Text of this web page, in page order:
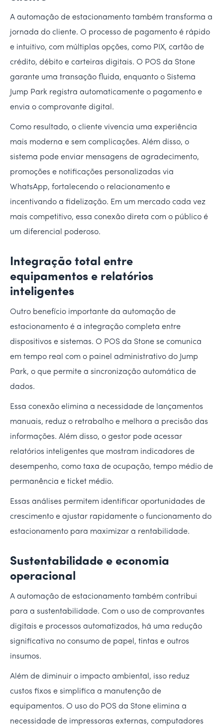
A automação de estacionamento também transforma a
jornada do cliente. O processo de pagamento é rápido
e intuitivo, com múltiplas opções, como PIX, cartão de
crédito, débito e carteiras digitais. O POS da Stone
garante uma transação fluida, enquanto o Sistema
Jump Park registra automaticamente o pagamento e
envia o comprovante digital.
Como resultado, o cliente vivencia uma experiência
mais moderna e sem complicações. Além disso, o
sistema pode enviar mensagens de agradecimento,
promoções e notificações personalizadas via
WhatsApp, fortalecendo o relacionamento e
incentivando a fidelização. Em um mercado cada vez
mais competitivo, essa conexão direta com o público é
um diferencial poderoso.
Integração total entre
equipamentos e relatórios
inteligentes
Outro benefício importante da automação de
estacionamento é a integração completa entre
dispositivos e sistemas. O POS da Stone se comunica
em tempo real com o painel administrativo do Jump
Park, o que permite a sincronização automática de
dados.
Essa conexão elimina a necessidade de lançamentos
manuais, reduz o retrabalho e melhora a precisão das
informações. Além disso, o gestor pode acessar
relatórios inteligentes que mostram indicadores de
desempenho, como taxa de ocupação, tempo médio de
permanência e ticket médio.
Essas análises permitem identificar oportunidades de
crescimento e ajustar rapidamente o funcionamento do
estacionamento para maximizar a rentabilidade.
Sustentabilidade e economia
operacional
A automação de estacionamento também contribui
para a sustentabilidade. Com o uso de comprovantes
digitais e processos automatizados, há uma redução
significativa no consumo de papel, tintas e outros
insumos.
Além de diminuir o impacto ambiental, isso reduz
custos fixos e simplifica a manutenção de
equipamentos. O uso do POS da Stone elimina a
necessidade de impressoras externas, computadores